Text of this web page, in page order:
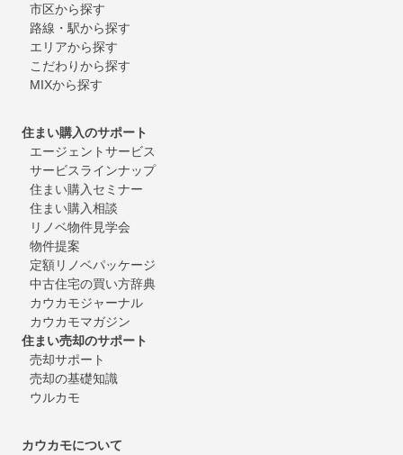
市区から探す
路線・駅から探す
エリアから探す
こだわりから探す
MIXから探す
住まい購入のサポート
エージェントサービス
サービスラインナップ
住まい購入セミナー
住まい購入相談
リノベ物件見学会
物件提案
定額リノベパッケージ
中古住宅の買い方辞典
カウカモジャーナル
カウカモマガジン
住まい売却のサポート
売却サポート
売却の基礎知識
ウルカモ
カウカモについて